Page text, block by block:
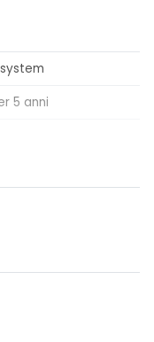
5 anni
e limitatore di